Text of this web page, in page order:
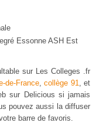
Essonne ASH Est
sur Les Colleges .fr
de-France,collège 91, et
sur Delicious si jamais
pouvez aussi la diffuser
barre de favoris.